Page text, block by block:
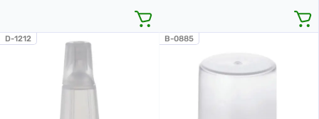
D-1212 B-0885